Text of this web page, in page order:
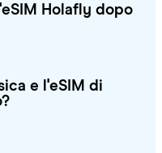
Holafly dopo
e l'eSIM di